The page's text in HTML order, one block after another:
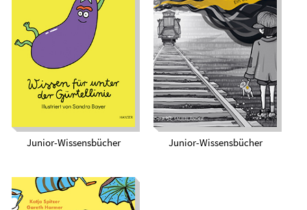
Penis! Wissen für
unter der Gürtellinie
Junior-Wissensbücher
Nicht sehr lang her,
nicht sehr weit weg.
Ein Buch über den
Holocaust.
Junior-Wissensbücher